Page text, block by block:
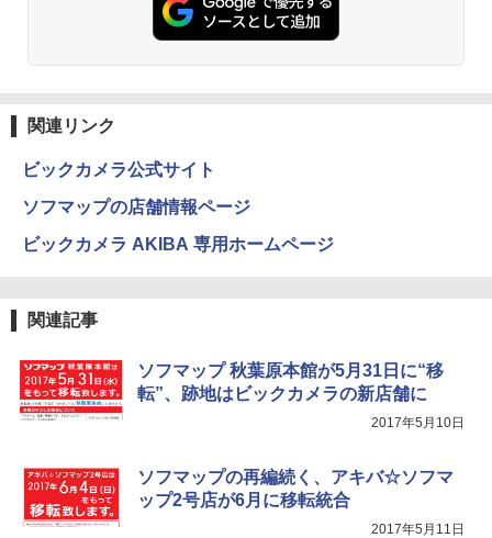
関連リンク
ビックカメラ公式サイト
ソフマップの店舗情報ページ
ビックカメラ AKIBA 専用ホームページ
関連記事
ソフマップ 秋葉原本館が5月31日に“移
転”、跡地はビックカメラの新店舗に
2017年5月10日
ソフマップの再編続く、アキバ☆ソフマ
ップ2号店が6月に移転統合
2017年5月11日